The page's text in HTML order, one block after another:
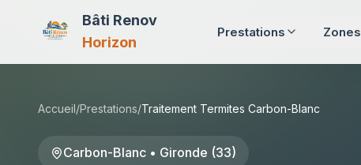
Bâti Renov
Horizon
Prestations Zones
Accueil/Prestations/Traitement Termites Carbon-Blanc
Carbon-Blanc • Gironde (33)